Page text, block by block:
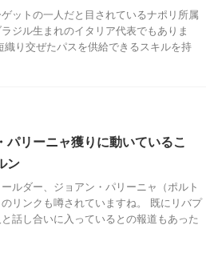
ットの一人だと目されているナポリ所属
ジル生まれのイタリア代表でもありま
り交ぜたパスを供給できるスキルを持
パリーニャ獲りに動いているこ
ン
ルダー、ジョアン・パリーニャ（ポルト
リンクも噂されていますね。 既にリバプ
話し合いに入っているとの報道もあった